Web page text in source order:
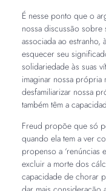
É nesse ponto que o
nossa discussão
associada ao
esquecer seu
solidariedade às suas
imaginar nossa própria
desfamiliarizar nossa
também têm a
Freud propõe que só
quando ela tem a ver
propenso a ‘renúncias
excluir a morte dos
capacidade de chorar